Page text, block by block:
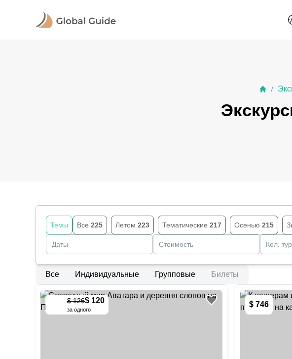
/
Темы Все 225 Летом 223 Тематические 217 Осенью 215
Даты Стоимость Кол.
Все Индивидуальные Групповые Билеты
$ 126$ 120
за одного
$ 746